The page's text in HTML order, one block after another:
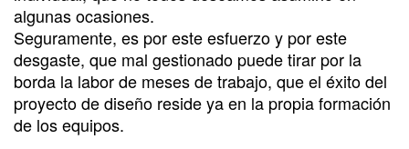
algunas ocasiones.
Seguramente, es por este esfuerzo y por este
desgaste, que mal gestionado puede tirar por la
borda la labor de meses de trabajo, que el éxito del
proyecto de diseño reside ya en la propia formación
de los equipos.